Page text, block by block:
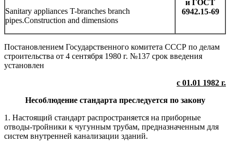
Sanitary appliances T-branches branch
pipes.Construction and dimensions
и ГОСТ
6942.15-69
Постановлением Государственного комитета СССР по делам
строительства от 4 сентября 1980 г. №137 срок введения
установлен
с 01.01 1982 г.
Несоблюдение стандарта преследуется по закону
1. Настоящий стандарт распространяется на приборные
отводы-тройники к чугунным трубам, предназначенным для
систем внутренней канализации зданий.